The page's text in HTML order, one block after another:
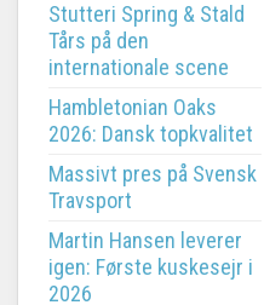
Stutteri Spring & Stald
Tårs på den
internationale scene
Hambletonian Oaks
2026: Dansk topkvalitet
Massivt pres på Svensk
Travsport
Martin Hansen leverer
igen: Første kuskesejr i
2026